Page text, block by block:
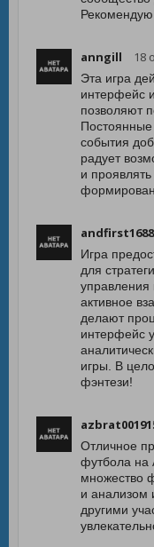
Рекомендую
anngill 18
Эта игра
интерфейс
позволяют
события
радует
и
andfirst1688
Игра
для
активное
делают
интерфейс
игры. В
фэнтези!
Отличное
футбола на
множество
и анализом
другими